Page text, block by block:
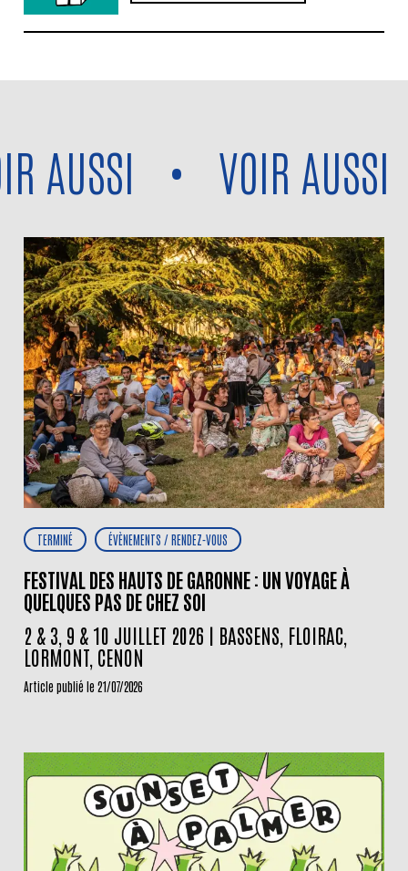
Voir aussi • VOIR AUSSI •
TERMINÉ ÉVÈNEMENTS / RENDEZ-VOUS
FESTIVAL DES HAUTS DE GARONNE : UN VOYAGE À
QUELQUES PAS DE CHEZ SOI
2 & 3, 9 & 10 JUILLET 2026 | BASSENS, FLOIRAC,
LORMONT, CENON
Article publié le 21/07/2026